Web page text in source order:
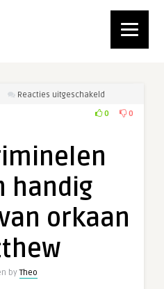
Reacties uitgeschakeld
0 0
handig
orkaan
byTheo